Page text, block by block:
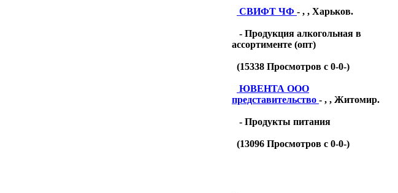
СВИФТ ЧФ - , , Харьков.
- Продукция алкогольная в
ассортименте (опт)
(15338 Просмотров с 0-0-)
ЮВЕНТА ООО
представительство - , , Житомир.
- Продукты питания
(13096 Просмотров с 0-0-)